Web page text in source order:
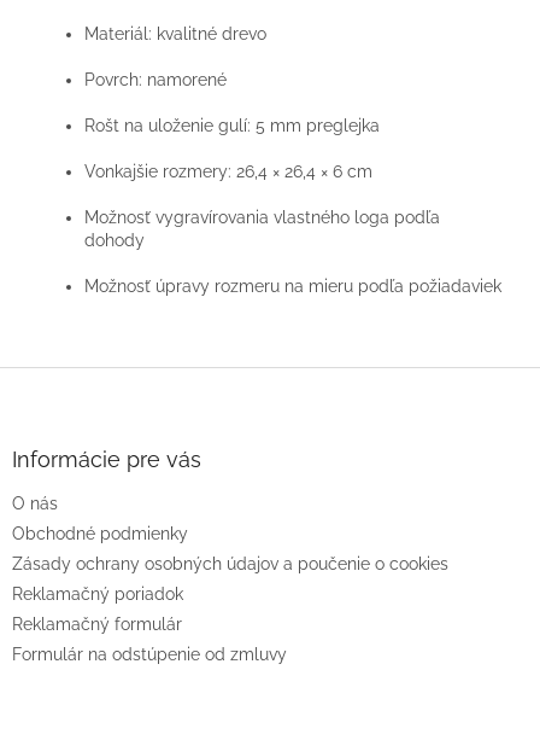
Materiál: kvalitné drevo
Povrch: namorené
Rošt na uloženie gulí: 5 mm preglejka
Vonkajšie rozmery: 26,4 × 26,4 × 6 cm
Možnosť vygravírovania vlastného loga podľa
dohody
Možnosť úpravy rozmeru na mieru podľa požiadaviek
e
Informácie pre vás
O nás
Obchodné podmienky
Zásady ochrany osobných údajov a poučenie o cookies
Reklamačný poriadok
Reklamačný formulár
Formulár na odstúpenie od zmluvy